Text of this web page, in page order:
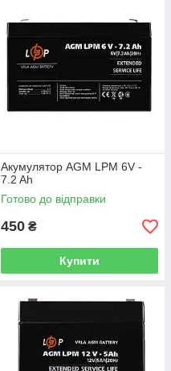
Акумулятор AGM LPM 6V -
7.2 Ah
Готово до відправки
450 ₴
Купити